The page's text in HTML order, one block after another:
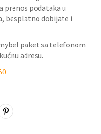
prenos podataka u
besplatno dobijate i
paket sa telefonom
adresu.